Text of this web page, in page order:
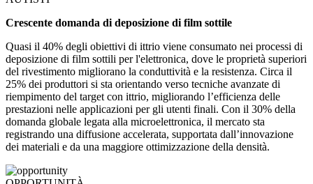
Crescente domanda di deposizione di film sottile
Quasi il 40% degli obiettivi di ittrio viene consumato nei processi di
deposizione di film sottili per l'elettronica, dove le proprietà superiori
del rivestimento migliorano la conduttività e la resistenza. Circa il
25% dei produttori si sta orientando verso tecniche avanzate di
riempimento del target con ittrio, migliorando l’efficienza delle
prestazioni nelle applicazioni per gli utenti finali. Con il 30% della
domanda globale legata alla microelettronica, il mercato sta
registrando una diffusione accelerata, supportata dall’innovazione
dei materiali e da una maggiore ottimizzazione della densità.